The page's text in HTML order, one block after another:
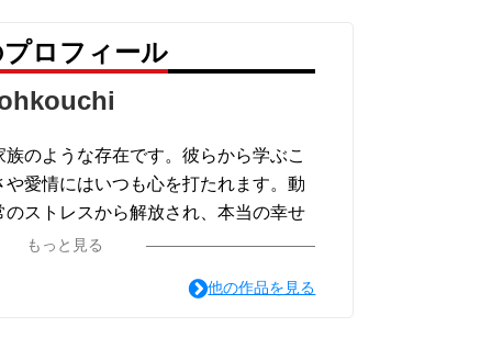
ロフィール
のような存在です。彼らから学ぶこ
や愛情にはいつも心を打たれます。動
ストレスから解放され、本当の幸せ
瞬間です。
もっと見る
他の作品を見る